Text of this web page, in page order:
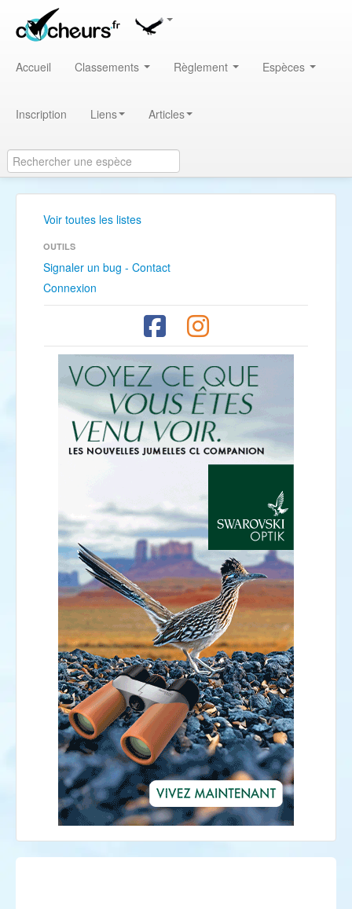
Accueil Classements Règlement Espèces
Inscription Liens Articles
Voir toutes les listes
OUTILS
Signaler un bug - Contact
Connexion